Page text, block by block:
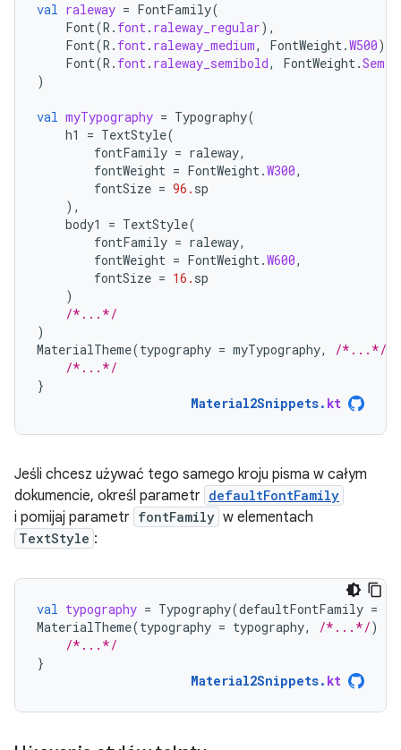
val raleway = FontFamily(
Font(R . font. raleway_regular),
Font(R . font. raleway_medium, FontWeight.W500),
Font(R . font. raleway_semibold, FontWeight.
)
val myTypography = Typography(
h1
= TextStyle(
fontFamily = raleway,
fontWeight = FontWeight.W300,
fontSize = 96. sp
),
body1
= TextStyle(
fontFamily = raleway,
fontWeight = FontWeight.W600,
fontSize = 16. sp
)
/*...*/
)
MaterialTheme(typography = myTypography, /*...*/
/*...*/
}
Material2Snippets. kt
Jeśli chcesz używać tego samego kroju pisma w całym
dokumencie, określ parametr defaultFontFamily
i pomijaj parametr fontFamily w elementach
TextStyle :
val typography = Typography(defaultFontFamily =
MaterialTheme(typography = typography, /*...*/)
/*...*/
}
Material2Snippets. kt